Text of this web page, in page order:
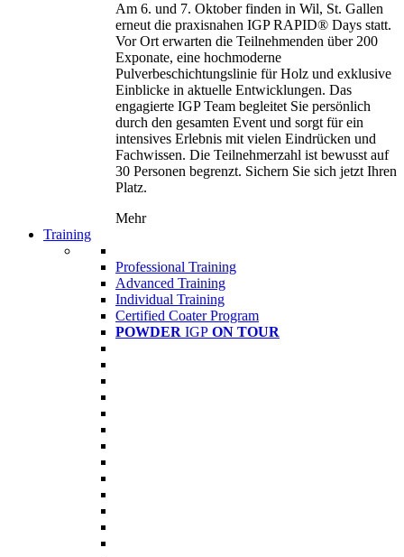
Am 6. und 7. Oktober finden in Wil, St. Gallen
erneut die praxisnahen IGP RAPID® Days statt.
Vor Ort erwarten die Teilnehmenden über 200
Exponate, eine hochmoderne
Pulverbeschichtungslinie für Holz und exklusive
Einblicke in aktuelle Entwicklungen. Das
engagierte IGP Team begleitet Sie persönlich
durch den gesamten Event und sorgt für ein
intensives Erlebnis mit vielen Eindrücken und
Fachwissen. Die Teilnehmerzahl ist bewusst auf
30 Personen begrenzt. Sichern Sie sich jetzt Ihren
Platz.
Mehr
Training
Professional Training
Advanced Training
Individual Training
Certified Coater Program
POWDER IGP ON TOUR